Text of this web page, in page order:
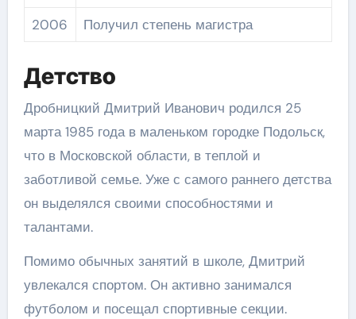
2006
Получил степень магистра
Детство
Дробницкий Дмитрий Иванович родился 25
марта 1985 года в маленьком городке Подольск,
что в Московской области, в теплой и
заботливой семье. Уже с самого раннего детства
он выделялся своими способностями и
талантами.
Помимо обычных занятий в школе, Дмитрий
увлекался спортом. Он активно занимался
футболом и посещал спортивные секции.